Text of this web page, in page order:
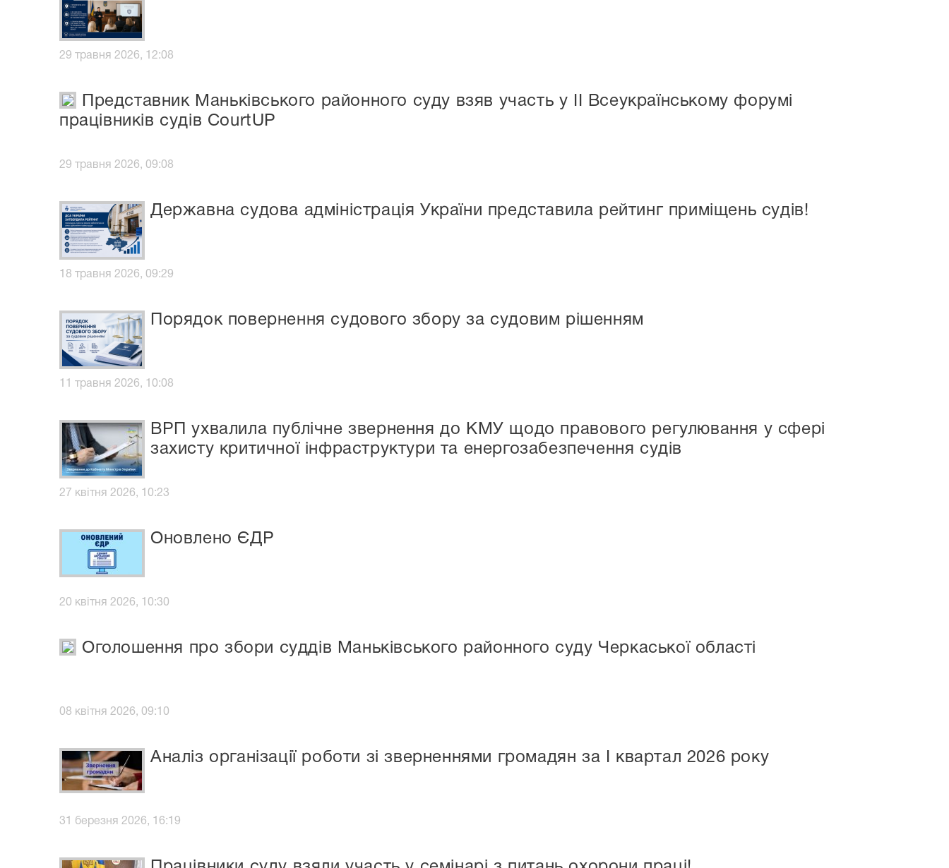
29 травня 2026, 12:08
Представник Маньківського районного суду взяв участь у ІІ Всеукраїнському форумі
працівників судів CourtUP
29 травня 2026, 09:08
Державна судова адміністрація України представила рейтинг приміщень судів!
18 травня 2026, 09:29
Порядок повернення судового збору за судовим рішенням
11 травня 2026, 10:08
ВРП ухвалила публічне звернення до КМУ щодо правового регулювання у сфері
захисту критичної інфраструктури та енергозабезпечення судів
27 квітня 2026, 10:23
Оновлено ЄДР
20 квітня 2026, 10:30
Оголошення про збори суддів Маньківського районного суду Черкаської області
08 квітня 2026, 09:10
Аналіз організації роботи зі зверненнями громадян за I квартал 2026 року
31 березня 2026, 16:19